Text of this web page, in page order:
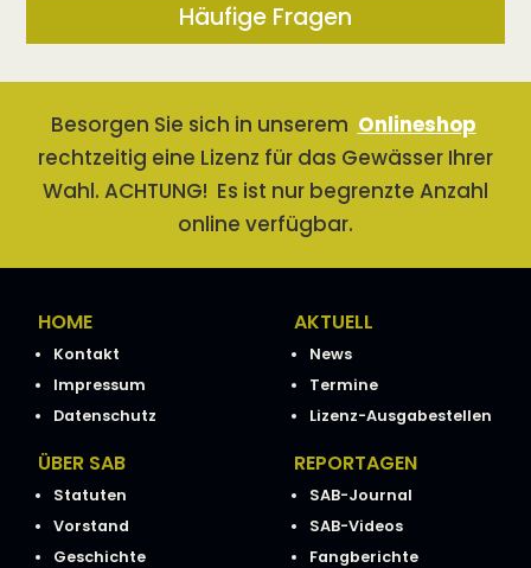
Häufige Fragen
Besorgen Sie sich in unserem Onlineshop
rechtzeitig eine Lizenz für das Gewässer Ihrer
Wahl. ACHTUNG! Es ist nur begrenzte Anzahl
online verfügbar.
HOME
Kontakt
Impressum
Datenschutz
AKTUELL
News
Termine
Lizenz-Ausgabestellen
ÜBER SAB
Statuten
Vorstand
Geschichte
REPORTAGEN
SAB-Journal
SAB-Videos
Fangberichte